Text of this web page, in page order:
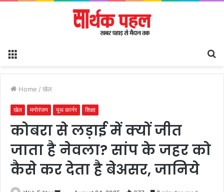
Home / खेल
खेल मनोरंजन यूथ कार्नर शिक्षा
कोबरा से लड़ाई में क्यों जीत
जाता है नेवला? सांप के जहर को
कैसे कर देता है बेअसर, जानिये